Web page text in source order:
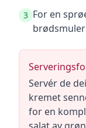
3 For en
Servér de
kremet
for en